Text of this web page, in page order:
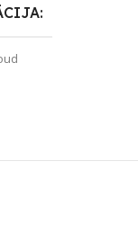
UZREIZ Jā